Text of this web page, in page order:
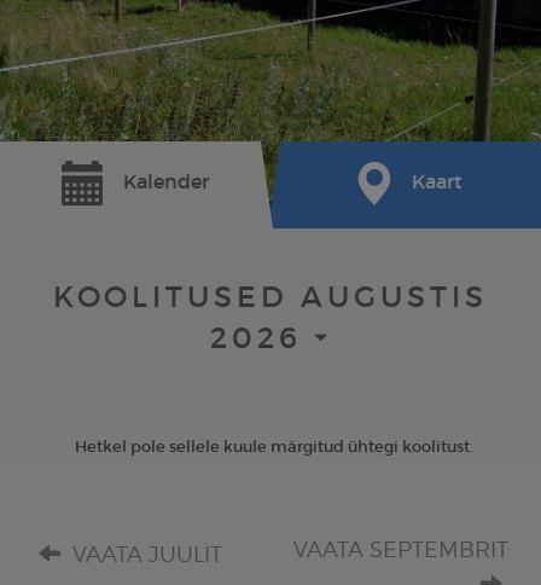
Kalender Kaart
KOOLITUSED AUGUSTIS
2026
Hetkel pole sellele kuule märgitud ühtegi koolitust.
VAATA JUULIT VAATA SEPTEMBRIT